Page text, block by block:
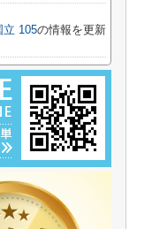
立 105の情報を更新